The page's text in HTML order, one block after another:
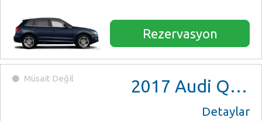
Rezervasyon
Müsait Değil 2017 Audi Q5 Premium
Detaylar